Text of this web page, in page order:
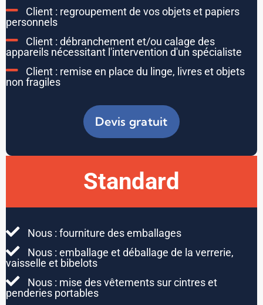
Client : regroupement de vos objets et papiers
personnels
Client : débranchement et/ou calage des
appareils nécessitant l'intervention d'un spécialiste
Client : remise en place du linge, livres et objets
non fragiles
Devis gratuit
Standard
Nous : fourniture des emballages
Nous : emballage et déballage de la verrerie,
vaisselle et bibelots
Nous : mise des vêtements sur cintres et
penderies portables